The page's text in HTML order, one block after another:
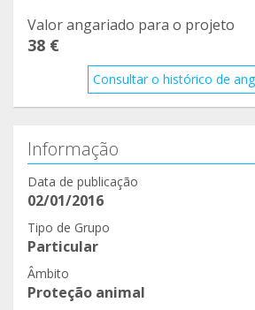
corazon. Podeis seguirnos en
colonia felina Nala, Cubas
Valor angariado para o projeto
38 €
Consultar o histórico de
Informação
Data de publicação
02/01/2016
Tipo de Grupo
Particular
Âmbito
Proteção animal